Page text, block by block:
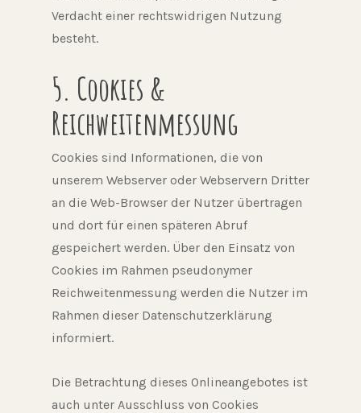
Verdacht einer rechtswidrigen Nutzung
besteht.
5. Cookies &
Reichweitenmessung
Cookies sind Informationen, die von
unserem Webserver oder Webservern Dritter
an die Web-Browser der Nutzer übertragen
und dort für einen späteren Abruf
gespeichert werden. Über den Einsatz von
Cookies im Rahmen pseudonymer
Reichweitenmessung werden die Nutzer im
Rahmen dieser Datenschutzerklärung
informiert.
Die Betrachtung dieses Onlineangebotes ist
auch unter Ausschluss von Cookies